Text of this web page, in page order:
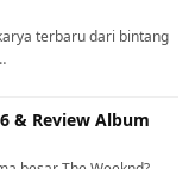
terbaru dari bintang
& Review Album